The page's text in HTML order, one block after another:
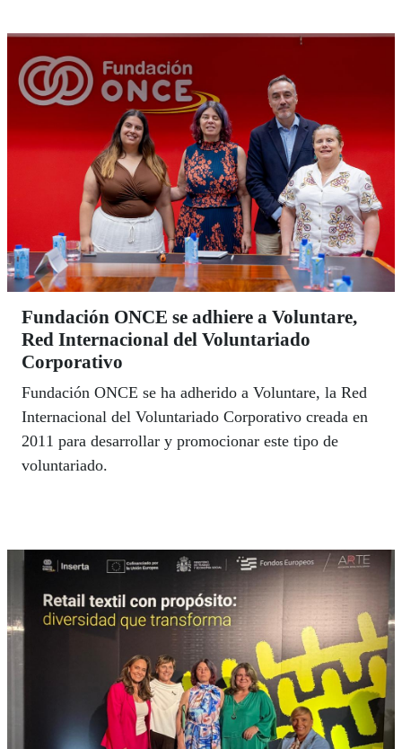
Fundación ONCE se adhiere a Voluntare,
Red Internacional del Voluntariado
Corporativo
Fundación ONCE se ha adherido a Voluntare, la Red
Internacional del Voluntariado Corporativo creada en
2011 para desarrollar y promocionar este tipo de
voluntariado.